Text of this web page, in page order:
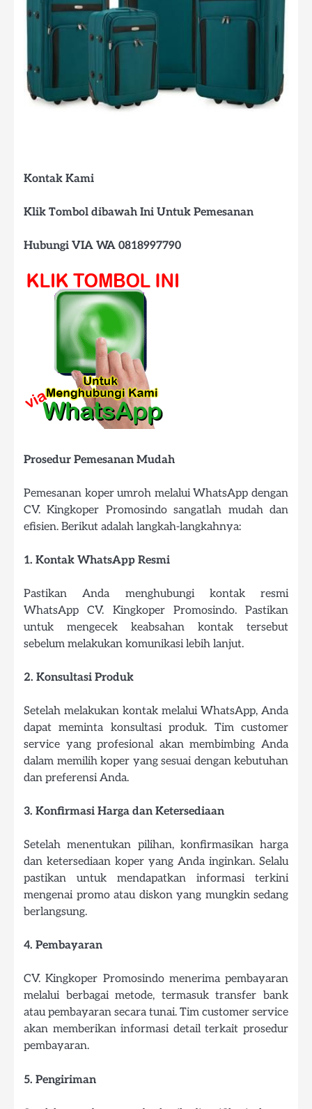
Kontak Kami
Klik Tombol dibawah Ini Untuk Pemesanan
Hubungi VIA WA 0818997790
Prosedur Pemesanan Mudah
Pemesanan koper umroh melalui WhatsApp dengan
CV. Kingkoper Promosindo sangatlah mudah dan
efisien. Berikut adalah langkah-langkahnya:
1. Kontak WhatsApp Resmi
Pastikan Anda menghubungi kontak resmi
WhatsApp CV. Kingkoper Promosindo. Pastikan
untuk mengecek keabsahan kontak tersebut
sebelum melakukan komunikasi lebih lanjut.
2. Konsultasi Produk
Setelah melakukan kontak melalui WhatsApp, Anda
dapat meminta konsultasi produk. Tim customer
service yang profesional akan membimbing Anda
dalam memilih koper yang sesuai dengan kebutuhan
dan preferensi Anda.
3. Konfirmasi Harga dan Ketersediaan
Setelah menentukan pilihan, konfirmasikan harga
dan ketersediaan koper yang Anda inginkan. Selalu
pastikan untuk mendapatkan informasi terkini
mengenai promo atau diskon yang mungkin sedang
berlangsung.
4. Pembayaran
CV. Kingkoper Promosindo menerima pembayaran
melalui berbagai metode, termasuk transfer bank
atau pembayaran secara tunai. Tim customer service
akan memberikan informasi detail terkait prosedur
pembayaran.
5. Pengiriman